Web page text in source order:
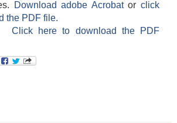
Download adobe Acrobatorclick
the PDF file.
Click here to download the PDF